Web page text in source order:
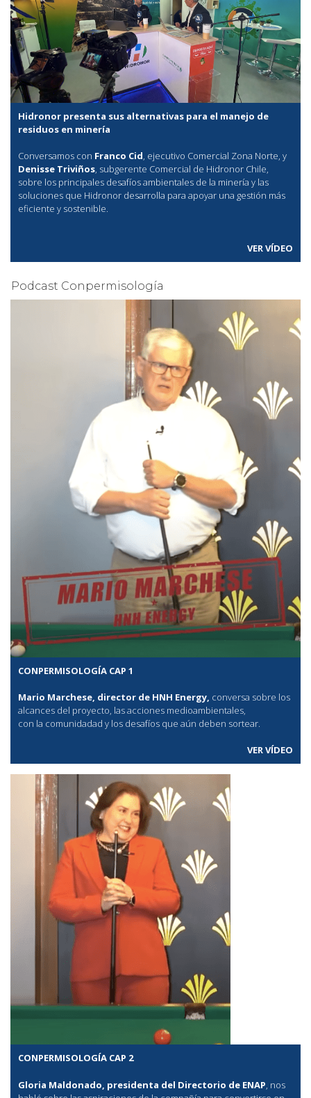
Hidronor presenta sus alternativas para el manejo de
residuos en minería
Conversamos con Franco Cid, ejecutivo Comercial Zona Norte, y
Denisse Triviños, subgerente Comercial de Hidronor Chile,
sobre los principales desafíos ambientales de la minería y las
soluciones que Hidronor desarrolla para apoyar una gestión más
eficiente y sostenible.
VER VÍDEO
Podcast Conpermisología
CONPERMISOLOGÍA CAP 1
Mario Marchese, director de HNH Energy, conversa sobre los
alcances del proyecto, las acciones medioambientales,
con la comunidadad y los desafíos que aún deben sortear.
VER VÍDEO
CONPERMISOLOGÍA CAP 2
Gloria Maldonado, presidenta del Directorio de ENAP , nos